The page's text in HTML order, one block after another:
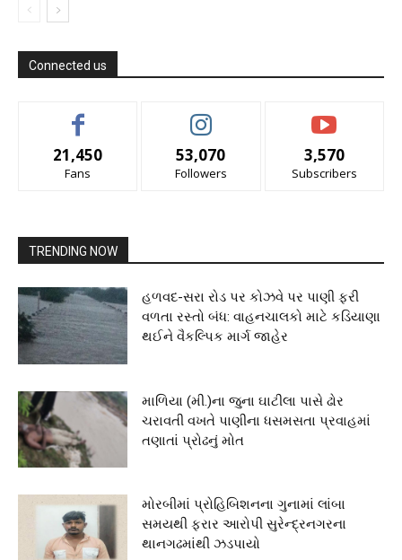
Connected us
21,450
Fans
53,070
Followers
3,570
Subscribers
TRENDING NOW
હળવદ-સરા રોડ પર કોઝવે પર પાણી ફરી
વળતા રસ્તો બંધ: વાહનચાલકો માટે કડિયાણા
થઈને વૈકલ્પિક માર્ગ જાહેર
માળિયા (મી.)ના જુના ઘાટીલા પાસે ઢોર
ચરાવતી વખતે પાણીના ધસમસતા પ્રવાહમાં
તણાતાં પ્રોઢનું મોત
મોરબીમાં પ્રોહિબિશનના ગુનામાં લાંબા
સમયથી ફરાર આરોપી સુરેન્દ્રનગરના
થાનગઢમાંથી ઝડપાયો